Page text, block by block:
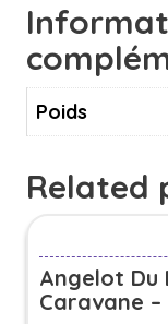
Poids
Related
Angelot Du
Caravane –